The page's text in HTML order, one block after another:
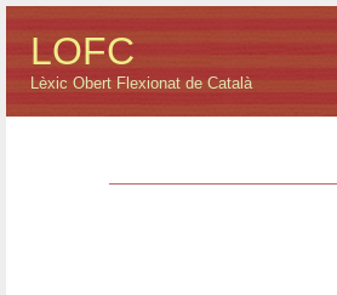
LOFC
Lèxic Obert Flexionat de Català